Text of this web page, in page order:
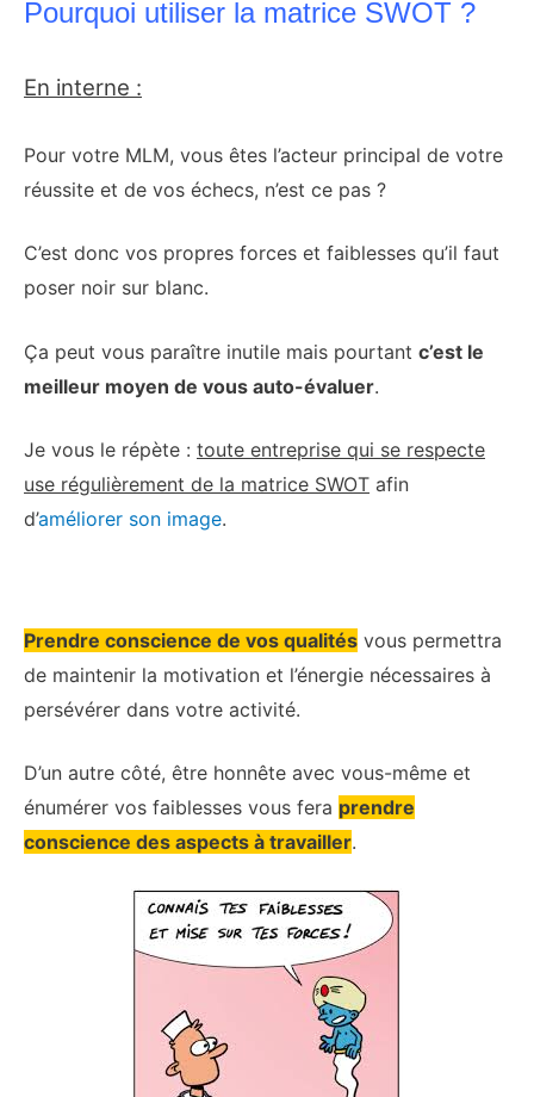
Pourquoi utiliser la matrice SWOT ?
En interne :
Pour votre MLM, vous êtes l’acteur principal de votre
réussite et de vos échecs, n’est ce pas ?
C’est donc vos propres forces et faiblesses qu’il faut
poser noir sur blanc.
Ça peut vous paraître inutile mais pourtant c’est le
meilleur moyen de vous auto-évaluer.
Je vous le répète : toute entreprise qui se respecte
use régulièrement de la matrice SWOT afin
d’améliorer son image.
Prendre conscience de vos qualités vous permettra
de maintenir la motivation et l’énergie nécessaires à
persévérer dans votre activité.
D’un autre côté, être honnête avec vous-même et
énumérer vos faiblesses vous fera prendre
conscience des aspects à travailler.